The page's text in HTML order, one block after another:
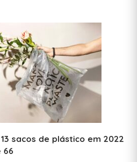
sacos de plástico em 2022
66